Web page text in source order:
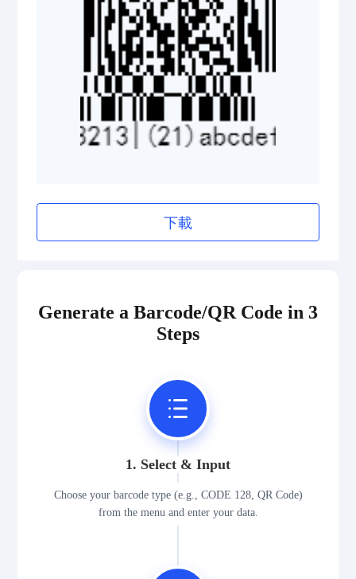
GS1 DataBar Truncated
GS1 DataBar Truncated Composite
Medical Device Codes
2D Codes
下載
Generate a Barcode/QR Code in 3
Steps
1. Select & Input
Choose your barcode type (e.g., CODE 128, QR Code)
from the menu and enter your data.